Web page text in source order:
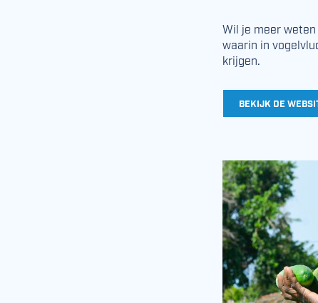
Wil je meer
waarin in
krijgen.
BEKIJK DE